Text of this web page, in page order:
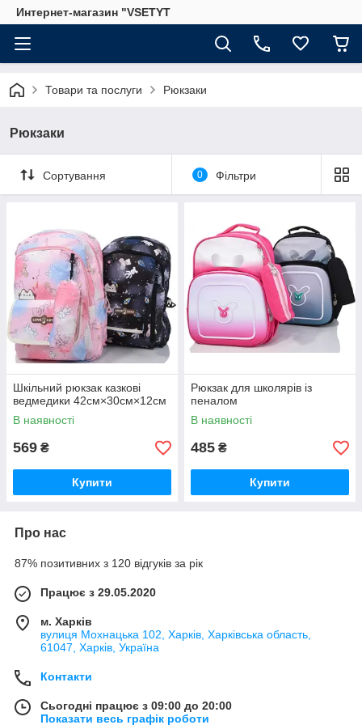
Интернет-магазин "VSETYT
Товари та послуги Рюкзаки
Рюкзаки
Сортування 0 Фільтри
Шкільний рюкзак казкові
ведмедики 42см×30см×12см
В наявності
569 ₴
Купити
Рюкзак для школярів із
пеналом
В наявності
485 ₴
Купити
Про нас
87% позитивних з 120 відгуків за рік
Працює з 29.05.2020
м. Харків
вулиця Мохнацька 102, Харків, Харківська область,
61047, Харків, Україна
Контакти
Сьогодні працює з 09:00 до 20:00
Показати весь графік роботи